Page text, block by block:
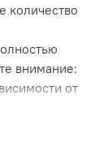
количество
внимание:
от